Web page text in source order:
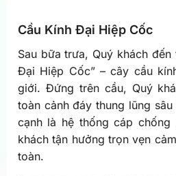
Cầu Kính Đại Hiệp Cốc
Sau bữa trưa, Quý khách đến
Đại Hiệp Cốc” – cây cầu
giới. Đứng trên cầu, Quý
toàn cảnh đáy thung lũng
cạnh là hệ thống cáp
khách tận hưởng trọn vẹn
toàn.